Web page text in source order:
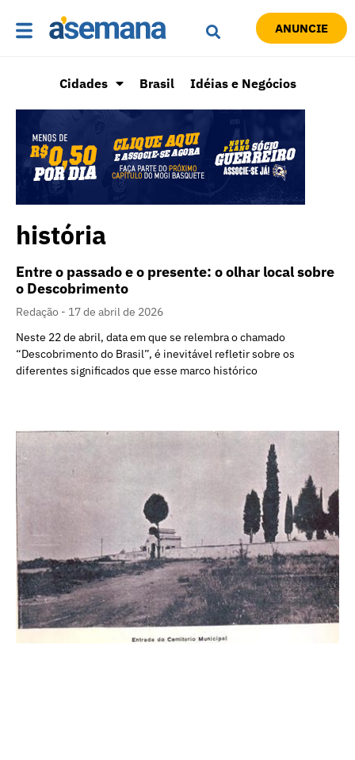
ANUNCIE
Cidades Brasil Idéias e Negócios
história
Entre o passado e o presente: o olhar local sobre
o Descobrimento
Redação
17 de abril de 2026
Neste 22 de abril, data em que se relembra o chamado
“Descobrimento do Brasil”, é inevitável refletir sobre os
diferentes significados que esse marco histórico